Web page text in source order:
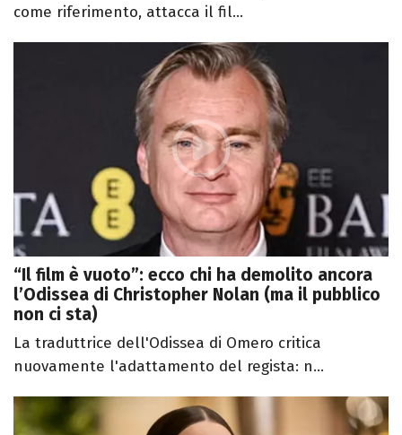
come riferimento, attacca il fil...
“Il film è vuoto”: ecco chi ha demolito ancora
l’Odissea di Christopher Nolan (ma il pubblico
non ci sta)
La traduttrice dell'Odissea di Omero critica
nuovamente l'adattamento del regista: n...